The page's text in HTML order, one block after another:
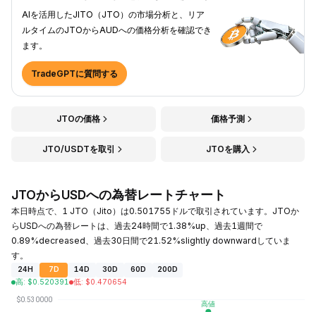
AIを活用したJITO（JTO）の市場分析と、リア
ルタイムのJTOからAUDへの価格分析を確認でき
ます。
TradeGPTに質問する
JTOの価格 価格予測
JTO/USDTを取引 JTOを購入
JTOからUSDへの為替レートチャート
本日時点で、1 JTO（Jito）は0.501755ドルで取引されています。JTOか
らUSDへの為替レートは、過去24時間で1.38%up、過去1週間で
0.89%decreased、過去30日間で21.52%slightly downwardしていま
す。
24H 7D 14D 30D 60D
200D
高: $0.520391 低: $0.470654